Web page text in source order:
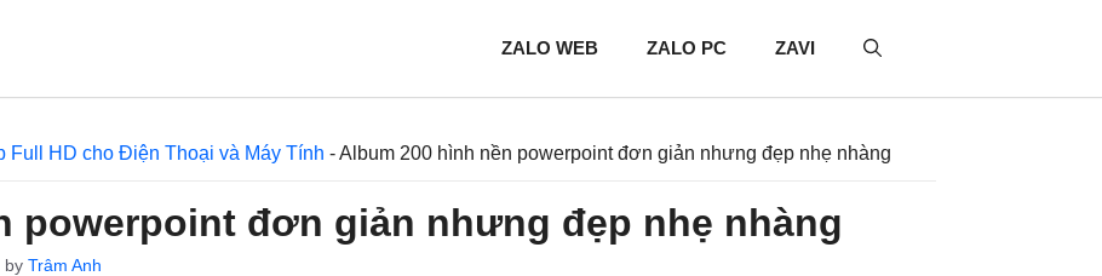
ZALO WEB ZALO PC ZAVI
Full HD cho Điện Thoại và Máy Tính -Album 200 hình nền powerpoint đơn giản nhưng đẹp nhẹ nhàng
powerpoint đơn giản nhưng đẹp nhẹ nhàng
by Trâm Anh